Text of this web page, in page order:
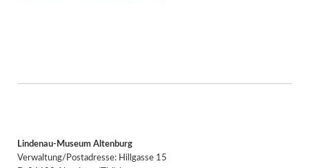
Lindenau-Museum Altenburg
Verwaltung/Postadresse: Hillgasse 15